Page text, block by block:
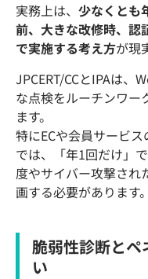
実務上は、 少なくとも
前、大きな改修時、認
で実施する考え方が現
JPCERT/CCとIPAは、
な点検をルーチンワー
ます。
特にECや会員サービ
では、「年1回だけ」
度やサイバー攻撃され
画する必要があります。
脆弱性診断と
い